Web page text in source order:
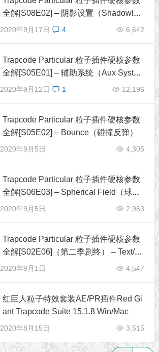
全解[S08E02] – 阴影设置（Shadowlet
Set）
2020年9月17日 6,642
4
Trapcode Particular 粒子插件硬核参数
全解[S05E01] – 辅助系统（Aux Syste
m）
2020年9月12日 12,196
1
Trapcode Particular 粒子插件硬核参数
全解[S05E02] – Bounce（碰撞反弹）
2020年9月5日 4,305
Trapcode Particular 粒子插件硬核参数
全解[S06E03] – Spherical Field（球形
场）
2020年9月5日 2,963
Trapcode Particular 粒子插件硬核参数
全解[S02E06]（第二季剧终） – Text/M
ask Emitter（文本/蒙版发射器）
2020年9月1日 4,547
红巨人粒子特效套装AE/PR插件Red Gi
ant Trapcode Suite 15.1.8 Win/Mac
2020年8月15日 3,515